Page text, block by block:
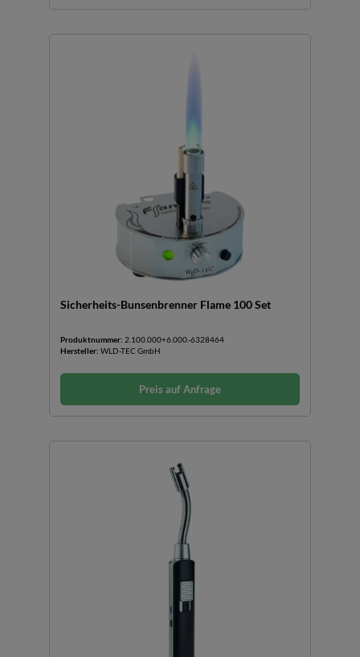
Sicherheits-Bunsenbrenner Flame 100 Set
Produktnummer: 2.100.000+6.000.-6328464
Hersteller: WLD-TEC GmbH
Preis auf Anfrage